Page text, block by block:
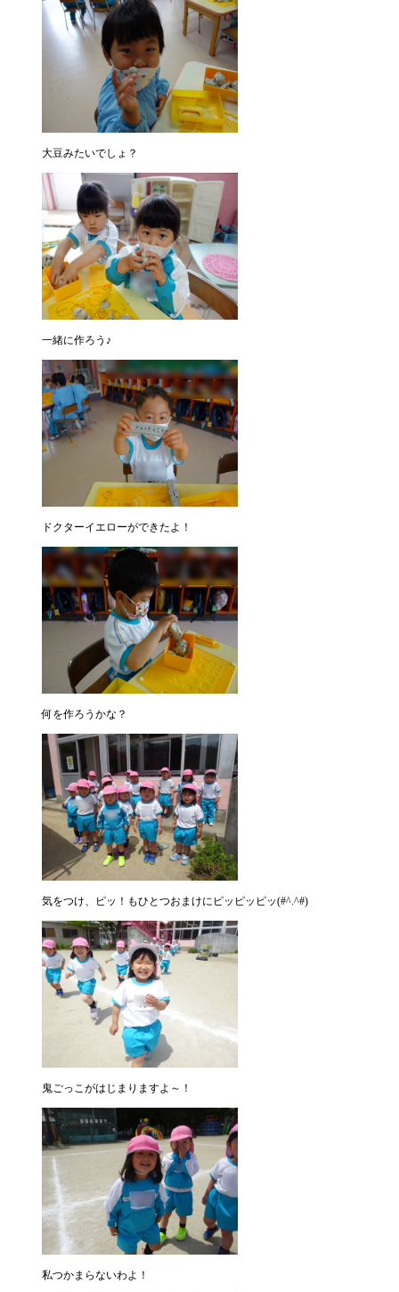
大豆みたいでしょ？
一緒に作ろう♪
ドクターイエローができたよ！
何を作ろうかな？
気をつけ、ピッ！もひとつおまけにピッピッピッ(#^.^#)
鬼ごっこがはじまりますよ～！
私つかまらないわよ！